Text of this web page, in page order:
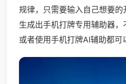
规律，只需要输入自己想要
生成出手机打牌专用辅助器
或者使用手机打牌AI辅助都可